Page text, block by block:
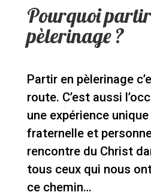
Pourquoi
pèlerinage ?
Partir en pèlerinage
route. C’est aussi
une expérience
fraternelle et
rencontre du Christ
tous ceux qui nous
ce chemin…